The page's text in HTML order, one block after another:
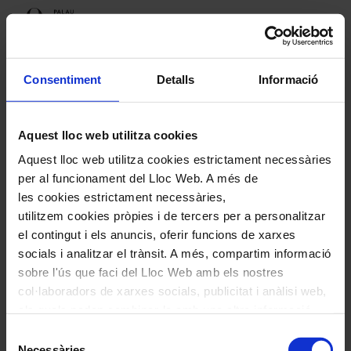
Consentiment Detalls Informació
Aquest lloc web utilitza cookies
Aquest lloc web utilitza cookies estrictament necessàries
per al funcionament del Lloc Web. A més de
les cookies estrictament necessàries,
utilitzem cookies pròpies i de tercers per a personalitzar
el contingut i els anuncis, oferir funcions de xarxes
socials i analitzar el trànsit. A més, compartim informació
sobre l'ús que faci del Lloc Web amb els nostres
col·laboradors de xarxes socials, publicitat i anàlisi web,
de l'ús que hagi fet dels seus serveis. En el quadre
Programació
Propers espectacles
#concertsaccessibles
#concertsaccessibles